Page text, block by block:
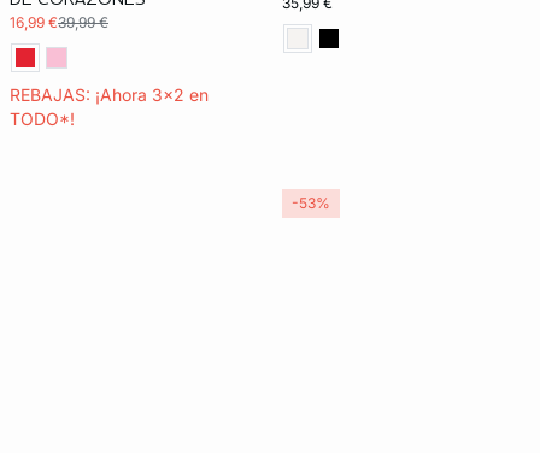
16,99 €39,99 €
REBAJAS: ¡Ahora 3x2 en
TODO*!
-53%